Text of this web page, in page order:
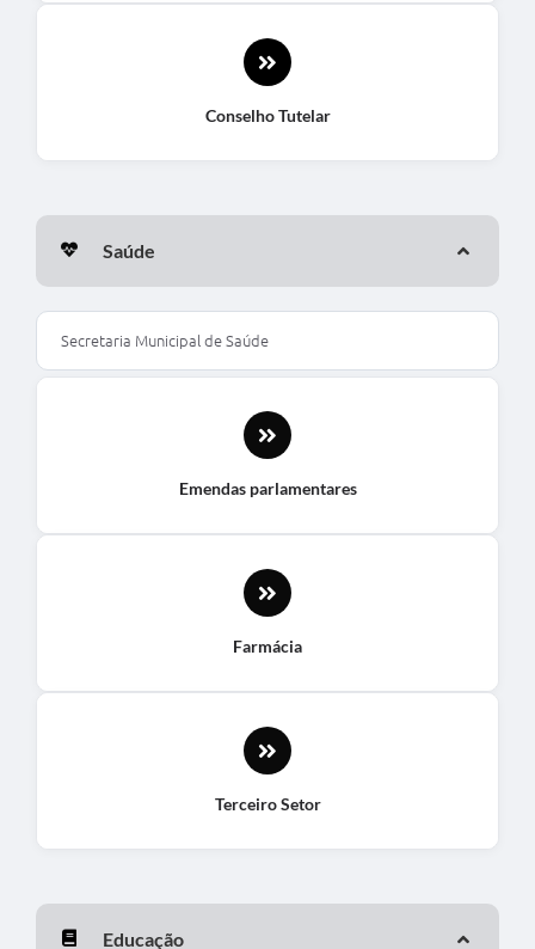
Conselho Tutelar
Saúde
Secretaria Municipal de Saúde
Emendas parlamentares
Farmácia
Terceiro Setor
Educação